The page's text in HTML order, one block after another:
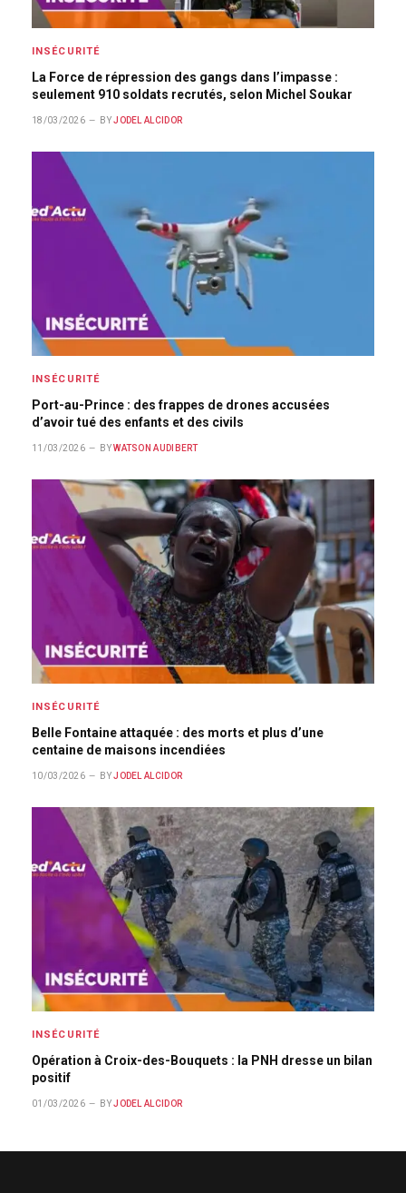
INSÉCURITÉ
La Force de répression des gangs dans l’impasse :
seulement 910 soldats recrutés, selon Michel Soukar
18/03/2026 BY JODEL ALCIDOR
INSÉCURITÉ
Port-au-Prince : des frappes de drones accusées
d’avoir tué des enfants et des civils
11/03/2026 BY WATSON AUDIBERT
INSÉCURITÉ
Belle Fontaine attaquée : des morts et plus d’une
centaine de maisons incendiées
10/03/2026 BY JODEL ALCIDOR
INSÉCURITÉ
Opération à Croix-des-Bouquets : la PNH dresse un bilan
positif
01/03/2026 BY JODEL ALCIDOR